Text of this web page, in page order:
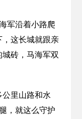
军沿着小路爬
，这长城就跟亲
砖，马海军双
里山路和水
，就这么守护